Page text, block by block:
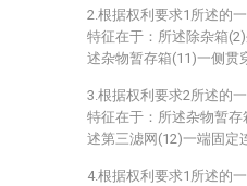
2.根据权利要求1所述的
特征在于：所述除杂箱
述杂物暂存箱(11)一侧贯
3.根据权利要求2所述的
特征在于：所述杂物暂
述第三滤网(12)一端固定
4.根据权利要求1所述的